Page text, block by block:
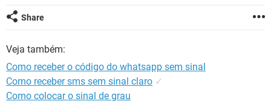
INSTAGRAM
Share
Veja também:
Como receber o código do whatsapp sem sinal
Como receber sms sem sinal claro ✓
Como colocar o sinal de grau